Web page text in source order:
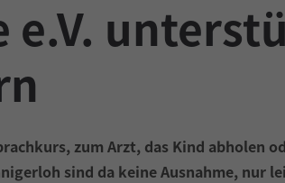
e.V.
zum Arzt, das Kind abholen
sind da keine Ausnahme, nur